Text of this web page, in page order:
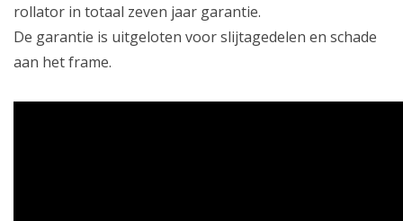
rollator in totaal zeven jaar garantie.
De garantie is uitgeloten voor slijtagedelen en schade
aan het frame.